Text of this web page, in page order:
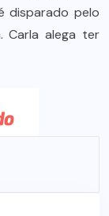
disparado pelo
Carla alega ter